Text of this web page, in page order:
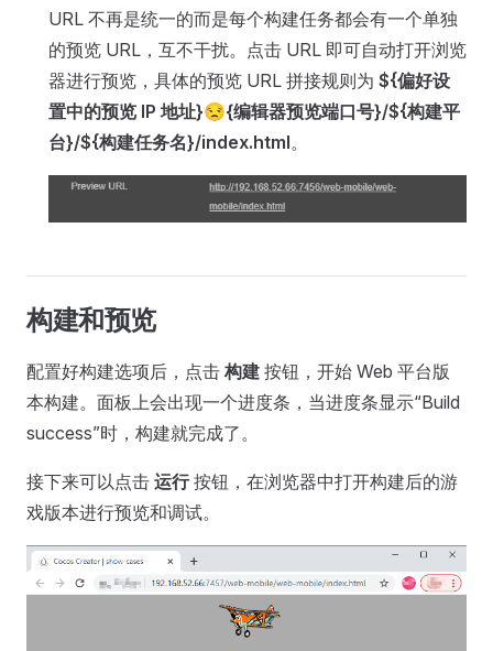
URL 不再是统一的而是每个构建任务都会有一个单独
的预览 URL，互不干扰。点击 URL 即可自动打开浏览
器进行预览，具体的预览 URL 拼接规则为 ${偏好设
置中的预览 IP 地址}😒{编辑器预览端口号}/${构建平
台}/${构建任务名}/index.html。
构建和预览
配置好构建选项后，点击 构建 按钮，开始 Web 平台版
本构建。面板上会出现一个进度条，当进度条显示“Build
success”时，构建就完成了。
接下来可以点击 运行按钮，在浏览器中打开构建后的游
戏版本进行预览和调试。